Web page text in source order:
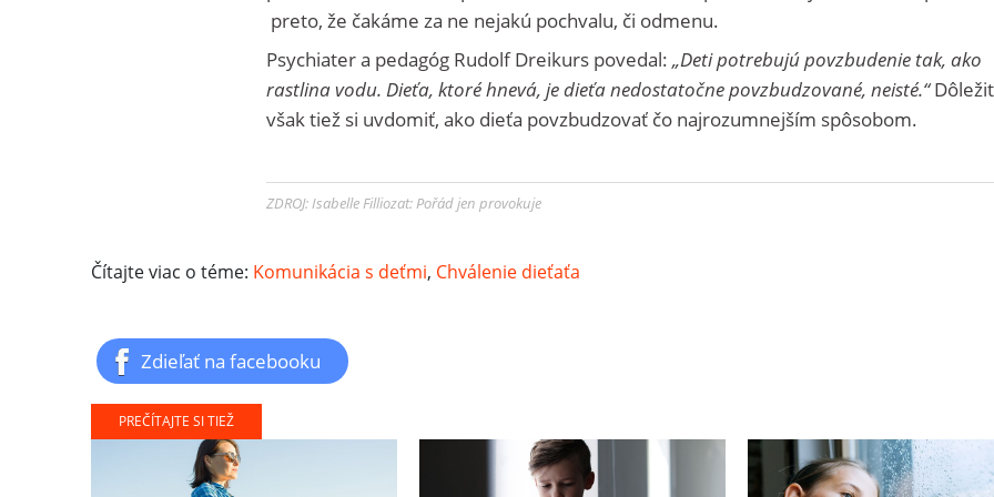
preto, že čakáme za ne nejakú pochvalu, či odmenu.
Psychiater a pedagóg Rudolf Dreikurs povedal: „Deti potrebujú povzbudenie tak, ako
rastlina vodu. Dieťa, ktoré hnevá, je dieťa nedostatočne povzbudzované, neisté.“
však tiež si uvdomiť, ako dieťa povzbudzovať čo najrozumnejším spôsobom.
ZDROJ: Isabelle Filliozat: Pořád jen provokuje
Čítajte viac o téme: Komunikácia s deťmi, Chválenie dieťaťa
Zdieľať na facebooku
PREČÍTAJTE SI TIEŽ